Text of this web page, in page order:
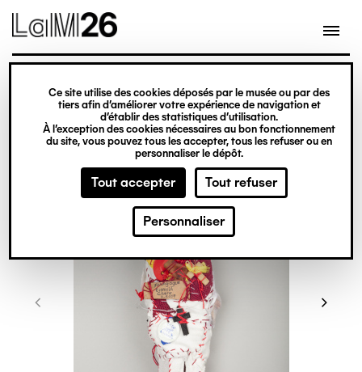
Gestion des cookies
Ce site utilise des cookies déposés par le musée ou par des
tiers afin d’améliorer votre expérience de navigation et
d’établir des statistiques d’utilisation.
À l’exception des cookies nécessaires au bon fonctionnement
du site, vous pouvez tous les accepter, tous les refuser ou en
personnaliser le dépôt.
Tout accepter Tout refuser
Personnaliser
contenu